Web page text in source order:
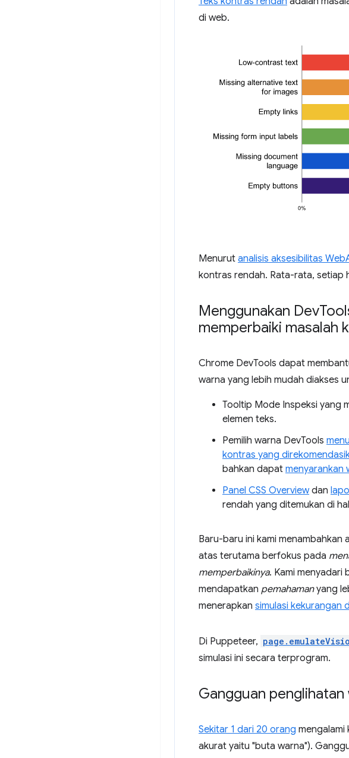
di web.
Menurut analisis aksesibilitas
kontras rendah. Rata-rata, setiap
Menggunakan Dev
memperbaiki masalah
Chrome DevTools dapat
warna yang lebih mudah diakses
Tooltip Mode Inspeksi yang
elemen teks.
Pemilih warna DevTools
kontras yang
bahkan dapat menyarankan
Panel CSS Overviewdan
rendah yang ditemukan di
Baru-baru ini kami
atas terutama berfokus pada
memperbaikinya. Kami menyadari
mendapatkan pemahamanyang
menerapkan simulasi kekurangan
Di Puppeteer,
simulasi ini secara terprogram.
Gangguan penglihatan
Sekitar 1 dari 20 orang mengalami
akurat yaitu "buta warna").